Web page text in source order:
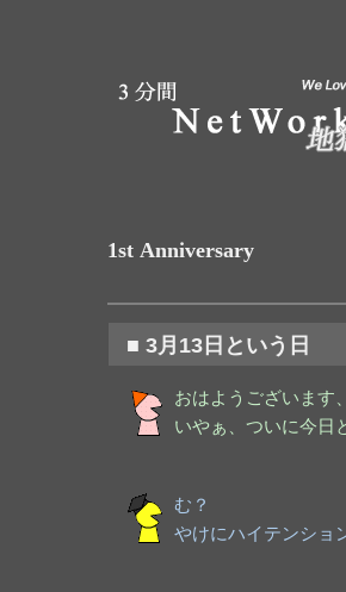
1st Anniversary
■ 3月13日という日
おはようございます
いやぁ、ついに今日
む？
やけにハイテンショ